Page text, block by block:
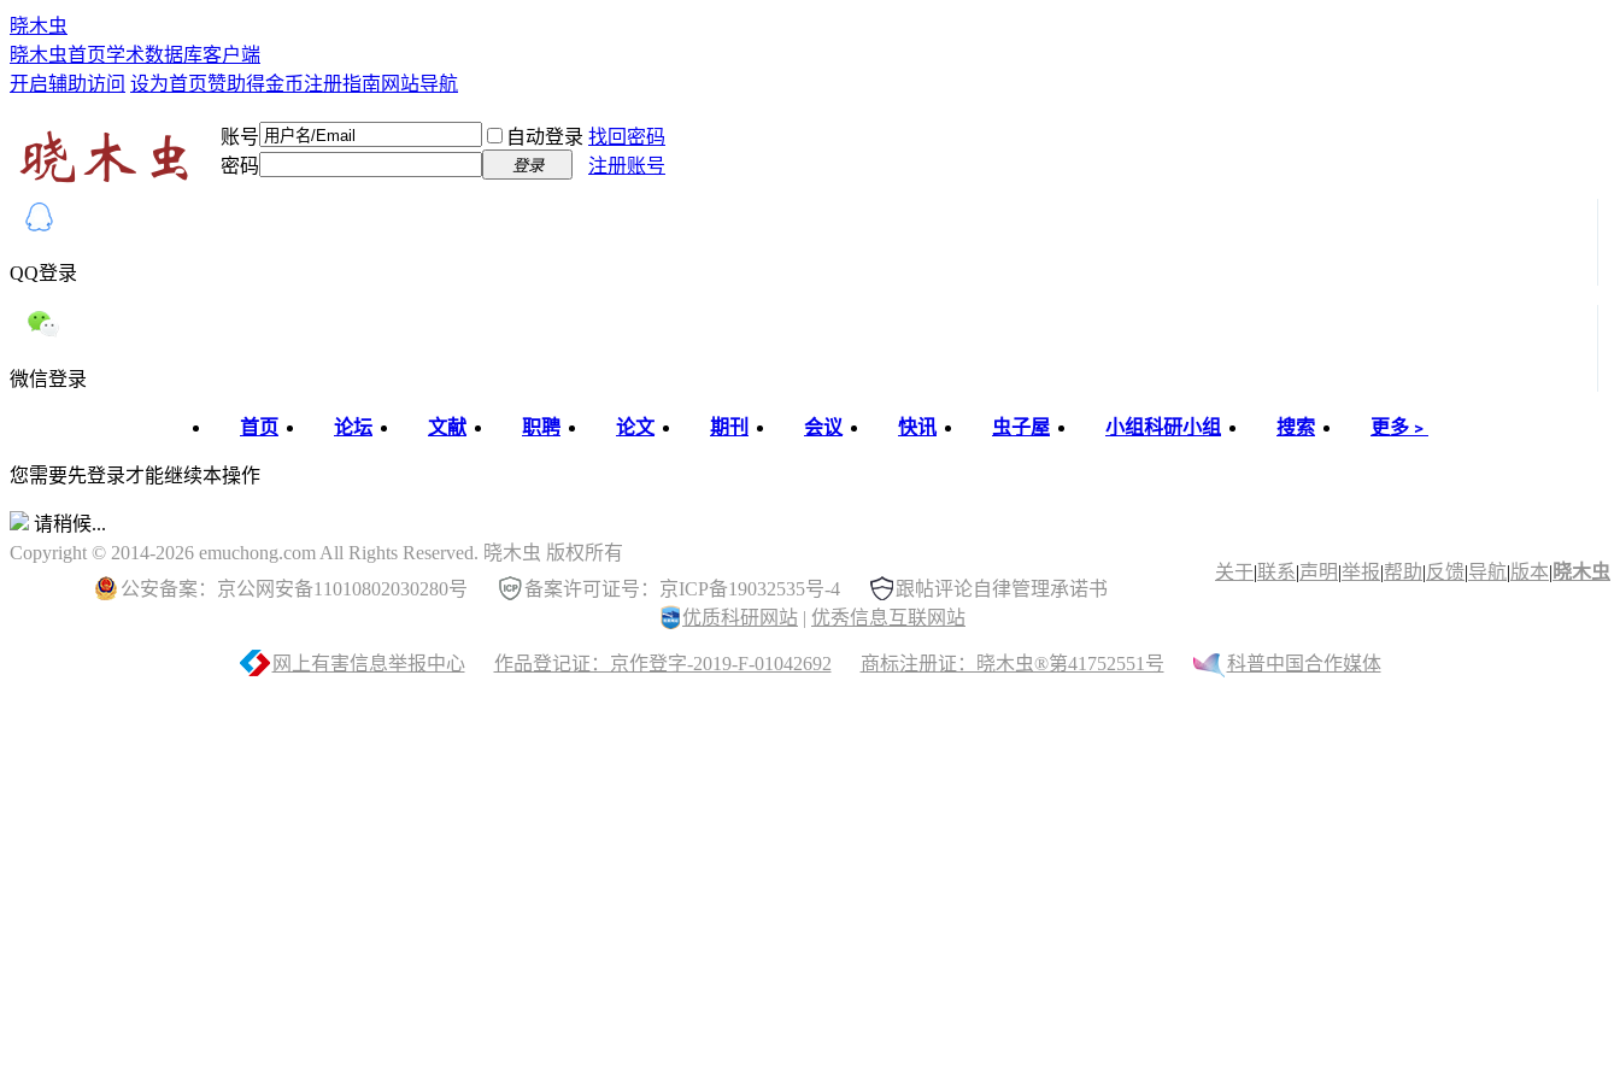
晓木虫
晓木虫首页学术数据库客户端
开启辅助访问 设为首页赞助得金币注册指南 网站导航
账号 自动登录 找回密码
密码
登录 注册账号
QQ登录
微信登录
首页 论坛 文献 职聘 论文 期刊 会议 快讯 虫子屋 小组科研小组 搜索 更多﹥
您需要先登录才能继续本操作
请稍候...
关于|联系|声明|举报|帮助|反馈|导航|版本| 晓木虫
Copyright © 2014-2026 emuchong.com All Rights Reserved. 晓木虫 版权所有
公安备案：京公网安备11010802030280号
备案许可证号：京ICP备19032535号-4
跟帖评论自律管理承诺书
优质科研网站 | 优秀信息互联网站
网上有害信息举报中心 作品登记证：京作登字-2019-F-01042692 商标注册证：晓木虫®第41752551号 科普中国合作媒体